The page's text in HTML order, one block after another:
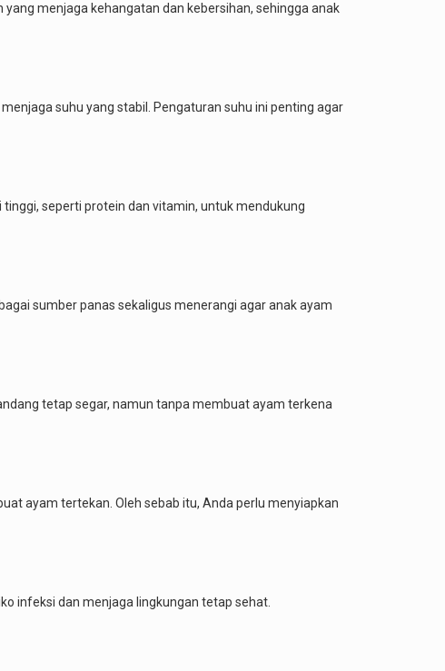
menjaga kehangatan dan kebersihan, sehingga anak
suhu yang stabil. Pengaturan suhu ini penting agar
seperti protein dan vitamin, untuk mendukung
sumber panas sekaligus menerangi agar anak ayam
tetap segar, namun tanpa membuat ayam terkena
ayam tertekan. Oleh sebab itu, Anda perlu menyiapkan
infeksi dan menjaga lingkungan tetap sehat.